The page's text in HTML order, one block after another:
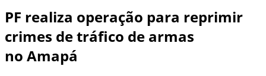
PF realiza operação para reprimir
crimes de tráfico de armas
no Amapá